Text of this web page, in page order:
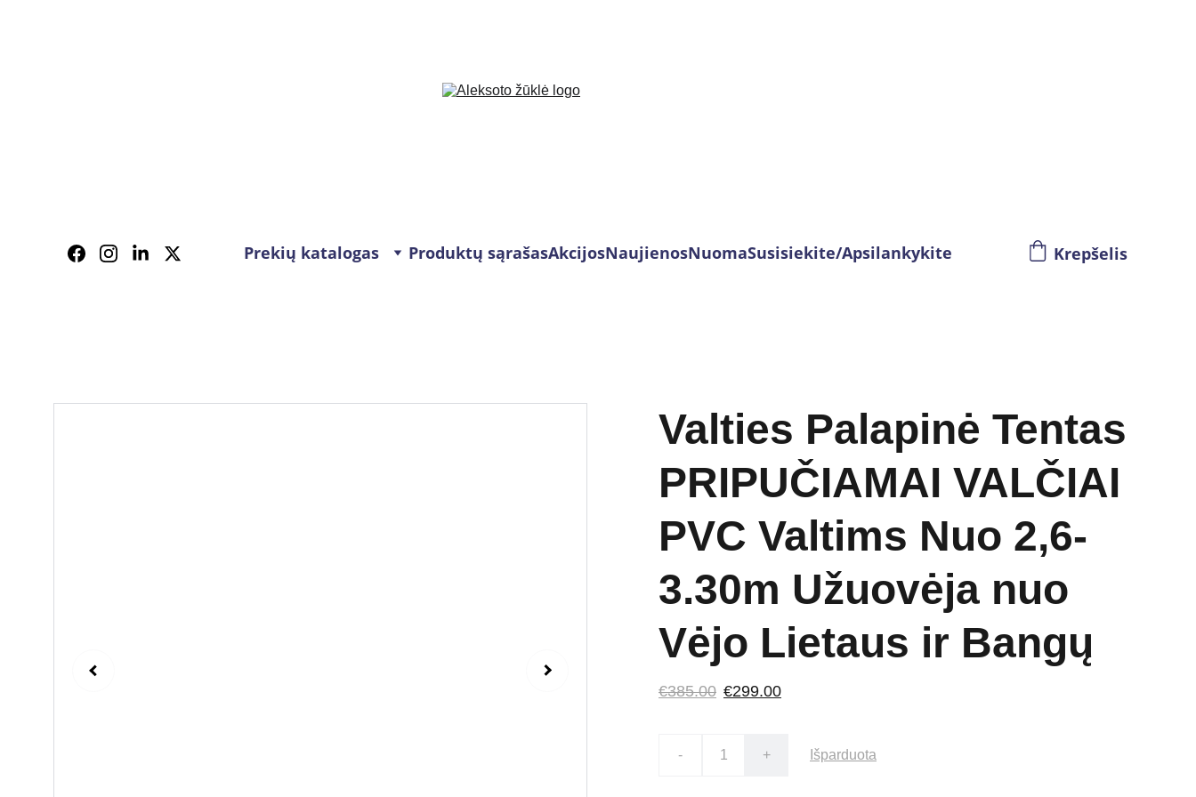
Prekių katalogas Produktų sąrašasAkcijosNaujienosNuomaSusisiekite/Apsilankykite Krepšelis
Valties Palapinė Tentas
PRIPUČIAMAI VALČIAI
PVC Valtims Nuo 2,6-
3.30m Užuovėja nuo
Vėjo Lietaus ir Bangų
€385.00 €299.00
- + Išparduota